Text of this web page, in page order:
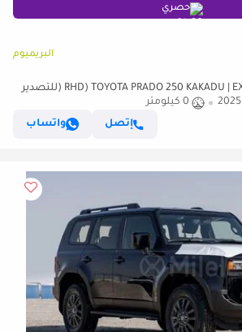
حصري
البريميوم
تويوتا برادو (RHD) TOYOTA PRADO 250 KAKADU | EXPORT ONLY (للتصدير
2025
0 كيلومتر
إتصل
واتساب